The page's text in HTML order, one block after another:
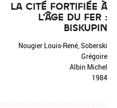
LA CITÉ FORTIFIÉE À
L'ÂGE DU FER :
BISKUPIN
Nougier Louis-René, Soberski
Grégoire
Albin Michel
1984